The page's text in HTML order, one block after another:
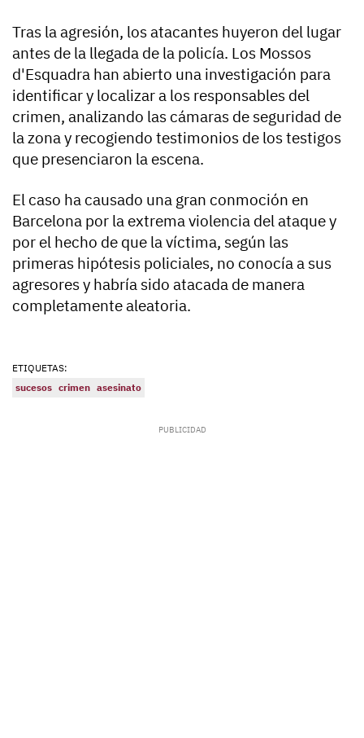
Tras la agresión, los atacantes huyeron del lugar
antes de la llegada de la policía. Los Mossos
d'Esquadra han abierto una investigación para
identificar y localizar a los responsables del
crimen, analizando las cámaras de seguridad de
la zona y recogiendo testimonios de los testigos
que presenciaron la escena.
El caso ha causado una gran conmoción en
Barcelona por la extrema violencia del ataque y
por el hecho de que la víctima, según las
primeras hipótesis policiales, no conocía a sus
agresores y habría sido atacada de manera
completamente aleatoria.
ETIQUETAS:
sucesos crimen asesinato